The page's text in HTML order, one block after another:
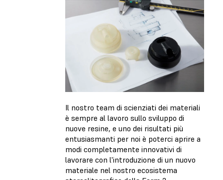
Il nostro team di scienziati dei materiali
è sempre al lavoro sullo sviluppo di
nuove resine, e uno dei risultati più
entusiasmanti per noi è poterci aprire a
modi completamente innovativi di
lavorare con l'introduzione di un nuovo
materiale nel nostro ecosistema